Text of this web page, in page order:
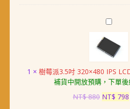
觸
控
幕
外
殼、
支
格：
NT$
樹
派
3.5
吋
IPS
LCD
電
1 × 樹莓派3.5吋 320×480 IPS
補貨中開放預購，下單
NT$880 原
NT$ 798